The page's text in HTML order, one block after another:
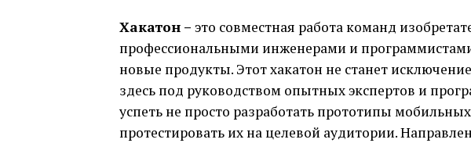
Хакатон – это совместная работа команд
профессиональными инженерами и
новые продукты. Этот хакатон не станет
здесь под руководством опытных экспертов и
успеть не просто разработать прототипы
протестировать их на целевой аудитории.